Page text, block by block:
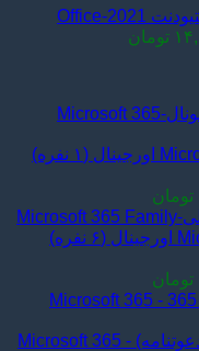
لایسنس اورجینال آفیس هوم و استیودنت 2021-Office
تومان
تومان
range:
۱۱,۵۰۰,۰۰۰ تومان
through
تومان
range:
throughخرید اشتراک مایکروسافت 365 (دعوتنامه) - Microsoft 365